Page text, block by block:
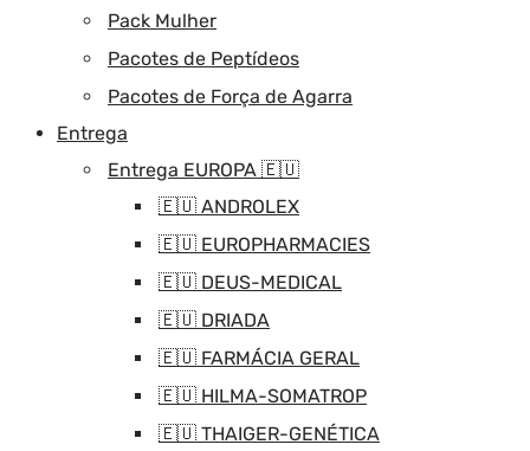
Pack Mulher
Pacotes de Peptídeos
Pacotes de Força de Agarra
Entrega
Entrega EUROPA 🇪🇺
🇪🇺 ANDROLEX
🇪🇺 EUROPHARMACIES
🇪🇺 DEUS-MEDICAL
🇪🇺 DRIADA
🇪🇺 FARMÁCIA GERAL
🇪🇺 HILMA-SOMATROP
🇪🇺 THAIGER-GENÉTICA